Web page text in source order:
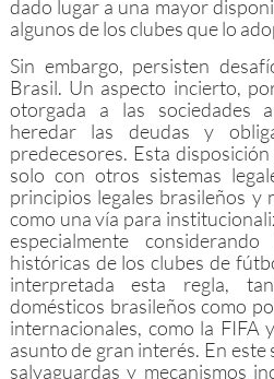
dado lugar a una mayor
algunos de los clubes que lo
Sin embargo, persisten
Brasil. Un aspecto incierto,
otorgada a las sociedades
heredar las deudas y
predecesores. Esta
solo con otros sistemas
principios legales brasileños y
como una vía para
especialmente
históricas de los clubes de
interpretada esta regla,
domésticos brasileños como
internacionales, como la FIFA
asunto de gran interés. En este
salvaguardas y mecanismos